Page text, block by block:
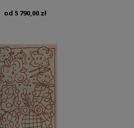
od 5 790,00 zł